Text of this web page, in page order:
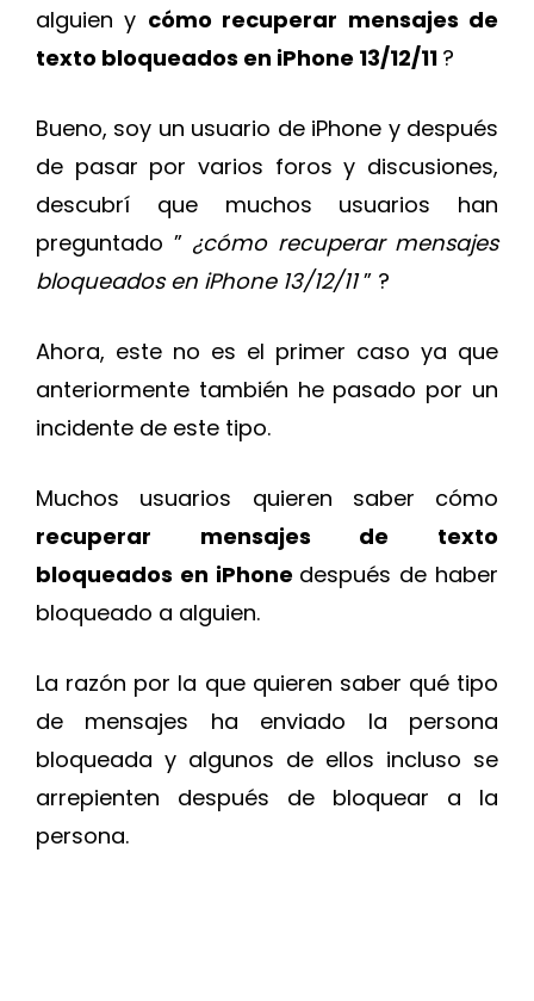
alguien y cómo recuperar mensajes de
texto bloqueados en iPhone 13/12/11 ?
Bueno, soy un usuario de iPhone y después
de pasar por varios foros y discusiones,
descubrí que muchos usuarios han
preguntado ” ¿cómo recuperar mensajes
bloqueados en iPhone 13/12/11” ?
Ahora, este no es el primer caso ya que
anteriormente también he pasado por un
incidente de este tipo.
Muchos usuarios quieren saber cómo
recuperar mensajes de texto
bloqueados en iPhone después de haber
bloqueado a alguien.
La razón por la que quieren saber qué tipo
de mensajes ha enviado la persona
bloqueada y algunos de ellos incluso se
arrepienten después de bloquear a la
persona.